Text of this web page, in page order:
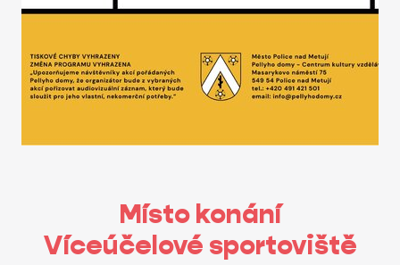
Místo konání
Víceúčelové sportoviště